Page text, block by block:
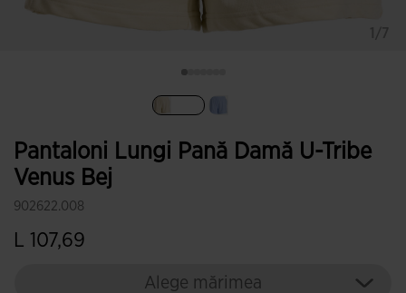
Pantaloni Lungi Pană Damă U-Tribe
Venus Bej
902622.008
L 107,69
Alege mărimea